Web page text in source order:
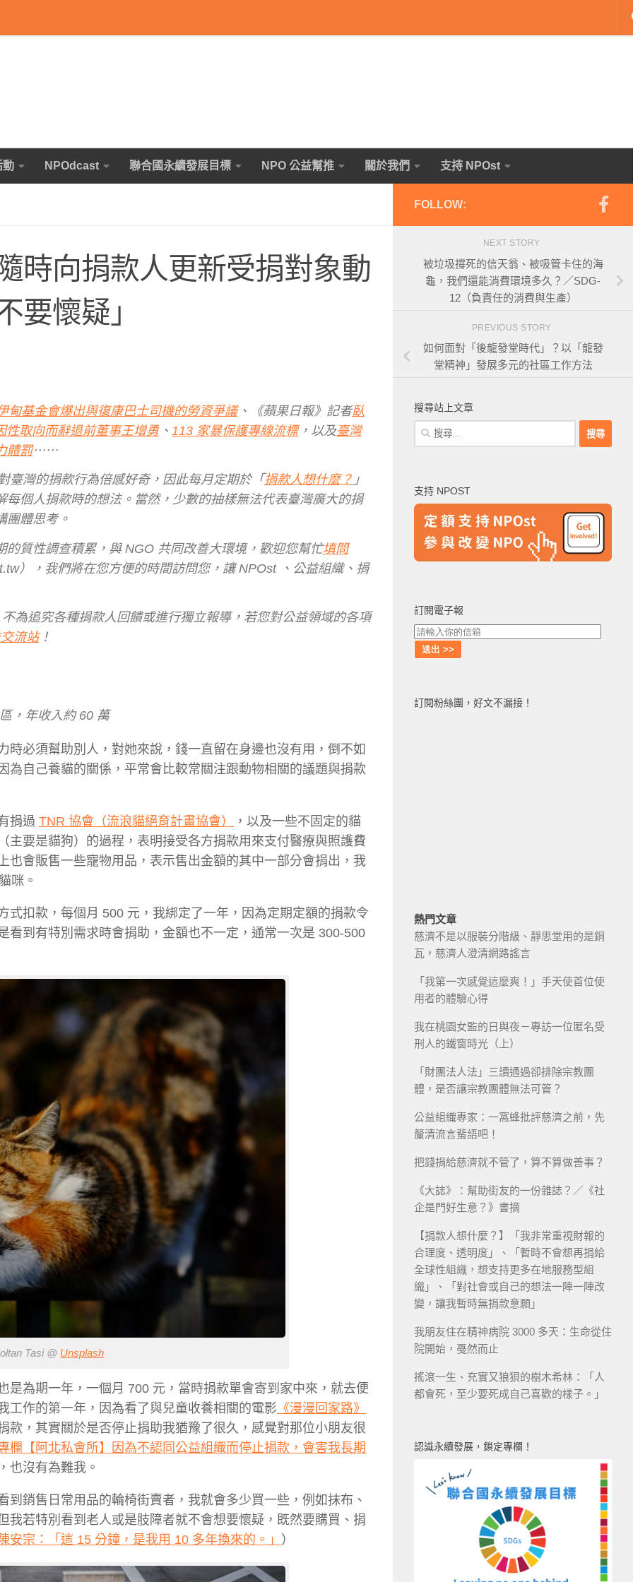
動 NPOdcast 聯合國永續發展目標 NPO 公益幫推 關於我們 支持 NPOst
時向捐款人更新受捐對象動
要懷疑」
甸基金會爆出與復康巴士司機的勞資爭議、《蘋果日報》記者臥
性取向而辭退前董事王增勇、 113 家暴保護專線流標，以及臺灣
體罰⋯⋯
臺灣的捐款行為倍感好奇，因此每月定期於「 捐款人想什麼？ 」
個人捐款時的想法。當然，少數的抽樣無法代表臺灣廣大的捐
團體思考。
質性調查積累，與 NGO 共同改善大環境，歡迎您幫忙填問
），我們將在您方便的時間訪問您，讓 NPOst 、公益組織、捐
為追究各種捐款人回饋或進行獨立報導，若您對公益領域的各項
流站！
，年收入約 60 萬
必須幫助別人，對她來說，錢一直留在身邊也沒有用，倒不如
自己養貓的關係，平常會比較常關注跟動物相關的議題與捐款
捐過 TNR 協會（流浪貓絕育計畫協會）
，以及一些不固定的貓
要是貓狗）的過程，表明接受各方捐款用來支付醫療與照護費
也會販售一些寵物用品，表示售出金額的其中一部分會捐出，我
咪。
扣款，每個月 500 元，我綁定了一年，因為定期定額的捐款令
看到有特別需求時會捐助，金額也不一定，通常一次是 300-500
Tasi @ Unsplash
為期一年，一個月 700 元，當時捐款單會寄到家中來，就去便
工作的第一年，因為看了與兒童收養相關的電影 《漫漫回家路》
，其實關於是否停止捐助我猶豫了很久，感覺對那位小朋友很
欄【阿北私會所】因為不認同公益組織而停止捐款，會害我長期
也沒有為難我。
銷售日常用品的輪椅街賣者，我就會多少買一些，例如抹布、
若特別看到老人或是肢障者就不會想要懷疑， 既然要購買、捐
安宗：「這 15 分鐘，是我用 10 多年換來的。」 ）
FOLLOW:
NEXT STORY
被垃圾撐死的信天翁、被吸管卡住的海
龜，我們還能消費環境多久？／SDG-
12（負責任的消費與生產）
PREVIOUS STORY
如何面對「後龍發堂時代」？以「龍發
堂精神」發展多元的社區工作方法
搜尋站上文章
搜
尋
字:
支持 NPOST
訂閱電子報
訂閱粉絲團，好文不漏接！
熱門文章
慈濟不是以服裝分階級、靜思堂用的是銅
瓦，慈濟人澄清網路謠言
「我第一次感覺這麼爽！」手天使首位使
用者的體驗心得
我在桃園女監的日與夜－專訪一位匿名受
刑人的鐵窗時光（上）
「財團法人法」三讀通過卻排除宗教團
體，是否讓宗教團體無法可管？
公益組織專家：一窩蜂批評慈濟之前，先
釐清流言蜚語吧！
把錢捐給慈濟就不管了，算不算做善事？
《大誌》：幫助街友的一份雜誌？／《社
企是門好生意？》書摘
【捐款人想什麼？】「我非常重視財報的
合理度、透明度」、「暫時不會想再捐給
全球性組織，想支持更多在地服務型組
織」、「對社會或自己的想法一陣一陣改
變，讓我暫時無捐款意願」
我朋友住在精神病院 3000 多天：生命從住
院開始，戞然而止
搖滾一生、充實又狼狽的樹木希林：「人
都會死，至少要死成自己喜歡的樣子。」
認識永續發展，鎖定專欄！